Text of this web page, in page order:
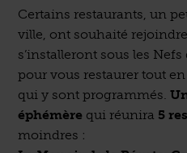
Certains restaurants, un
ville, ont souhaité
s’installeront sous les
pour vous restaurer tout
qui y sont programmés.
éphémère qui réunira 5
moindres :